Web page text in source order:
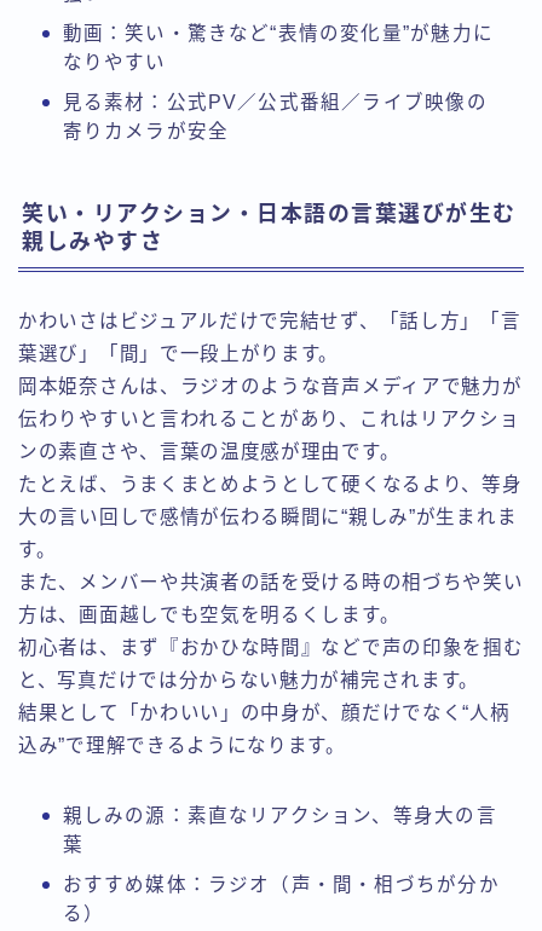
動画：笑い・驚きなど“表情の変化量”が魅力に
なりやすい
見る素材：公式PV／公式番組／ライブ映像の
寄りカメラが安全
笑い・リアクション・日本語の言葉選びが生む
親しみやすさ
かわいさはビジュアルだけで完結せず、「話し方」「言
葉選び」「間」で一段上がります。
岡本姫奈さんは、ラジオのような音声メディアで魅力が
伝わりやすいと言われることがあり、これはリアクショ
ンの素直さや、言葉の温度感が理由です。
たとえば、うまくまとめようとして硬くなるより、等身
大の言い回しで感情が伝わる瞬間に“親しみ”が生まれま
す。
また、メンバーや共演者の話を受ける時の相づちや笑い
方は、画面越しでも空気を明るくします。
初心者は、まず『おかひな時間』などで声の印象を掴む
と、写真だけでは分からない魅力が補完されます。
結果として「かわいい」の中身が、顔だけでなく“人柄
込み”で理解できるようになります。
親しみの源：素直なリアクション、等身大の言
葉
おすすめ媒体：ラジオ（声・間・相づちが分か
る）